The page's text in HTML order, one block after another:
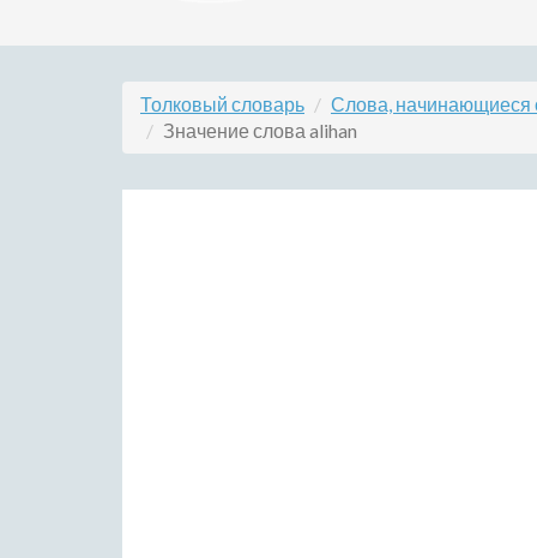
Толковый словарь
Слова, начинающиеся
Значение слова alihan